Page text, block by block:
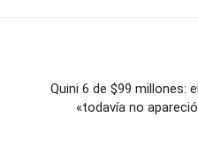
Quini 6 de $99 millones:
«todavía no